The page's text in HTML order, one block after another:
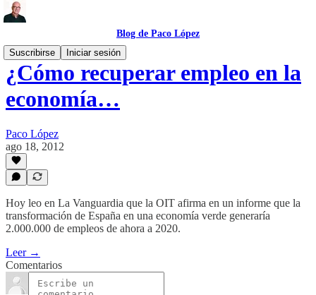
Blog de Paco López
Suscribirse
Iniciar sesión
¿Cómo recuperar empleo en la
economía…
Paco López
ago 18, 2012
Hoy leo en La Vanguardia que la OIT afirma en un informe que la
transformación de España en una economía verde generaría
2.000.000 de empleos de ahora a 2020.
Leer →
Comentarios